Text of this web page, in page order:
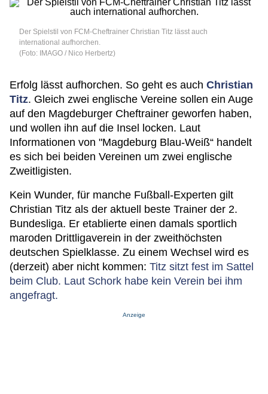
Der Spielstil von FCM-Cheftrainer Christian Titz lässt auch
international aufhorchen.
(Foto: IMAGO / Nico Herbertz)
Erfolg lässt aufhorchen. So geht es auch Christian
Titz. Gleich zwei englische Vereine sollen ein Auge
auf den Magdeburger Cheftrainer geworfen haben,
und wollen ihn auf die Insel locken. Laut
Informationen von "Magdeburg Blau-Weiß“ handelt
es sich bei beiden Vereinen um zwei englische
Zweitligisten.
Kein Wunder, für manche Fußball-Experten gilt
Christian Titz als der aktuell beste Trainer der 2.
Bundesliga. Er etablierte einen damals sportlich
maroden Drittligaverein in der zweithöchsten
deutschen Spielklasse. Zu einem Wechsel wird es
(derzeit) aber nicht kommen: Titz sitzt fest im Sattel
beim Club. Laut Schork habe kein Verein bei ihm
angefragt.
Anzeige